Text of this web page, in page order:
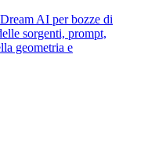
AI per bozze di
sorgenti, prompt,
geometria e